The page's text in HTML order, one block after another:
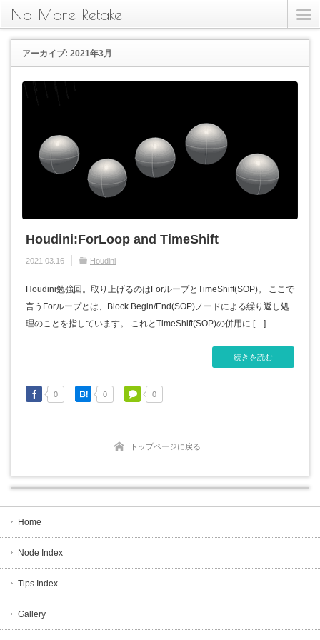
No More Retake
アーカイブ: 2021年3月
Houdini:ForLoop and TimeShift
2021.03.16 Houdini
Houdini勉強回。取り上げるのはForループとTimeShift(SOP)。 ここで
言うForループとは、Block Begin/End(SOP)ノードによる繰り返し処
理のことを指しています。 これとTimeShift(SOP)の併用に […]
続きを読む
0 0 0
トップページに戻る
Home
Node Index
Tips Index
Gallery